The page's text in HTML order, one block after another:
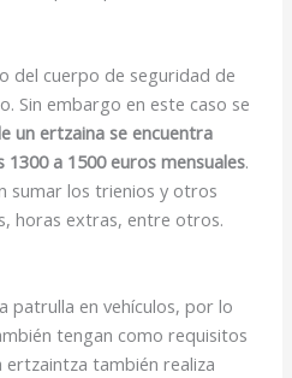
del cuerpo de seguridad de
Sin embargo en este caso se
un ertzaina se encuentra
a 1500 euros mensuales.
sumar los trienios y otros
horas extras, entre otros.
patrulla en vehículos, por lo
tengan como requisitos
ertzaintza también realiza